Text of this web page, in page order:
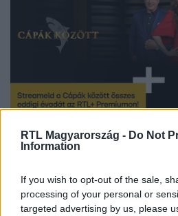
RTL Magyarország - Do Not
Information
If you wish to opt-out of the sale,
processing of your personal or
targeted advertising by us, please
legyen a Google-